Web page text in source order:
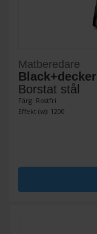
Matberedare
Black+decker
Borstat stål
Färg: Rostfri
Effekt (w): 1200